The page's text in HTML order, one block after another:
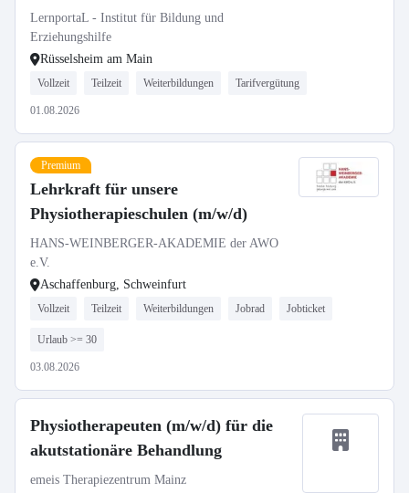
LernportaL - Institut für Bildung und
Erziehungshilfe
Rüsselsheim am Main
Vollzeit Teilzeit Weiterbildungen Tarifvergütung
01.08.2026
Premium
Lehrkraft für unsere
Physiotherapieschulen (m/w/d)
HANS-WEINBERGER-AKADEMIE der AWO
e.V.
Aschaffenburg, Schweinfurt
Vollzeit Teilzeit Weiterbildungen Jobrad Jobticket
Urlaub >= 30
03.08.2026
Physiotherapeuten (m/w/d) für die
akutstationäre Behandlung
emeis Therapiezentrum Mainz